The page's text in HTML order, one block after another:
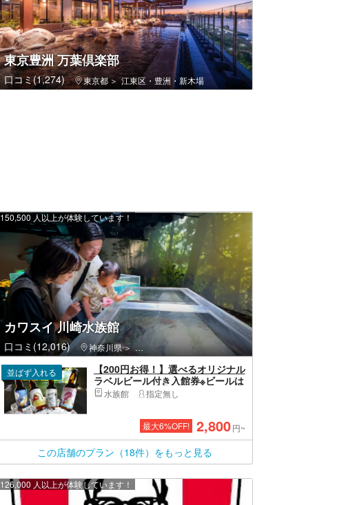
東京豊洲 万葉倶楽部
口コミ(1,274) 東京都 江東区・豊洲・新木場
カワスイ 川崎⽔族館
口コミ(12,016) 神奈川県 川崎区（川崎市）・川崎大師
150,500 人以上が体験しています！
【200円お得！】選べるオリジナル
ラベルビール付き入館券※ビールは
開栓をしてのご提供です
水族館 指定無し
並ばず入れる
最大6%OFF! 2,800円~
この店舗のプラン（18件）をもっと見る
126,000 人以上が体験しています！